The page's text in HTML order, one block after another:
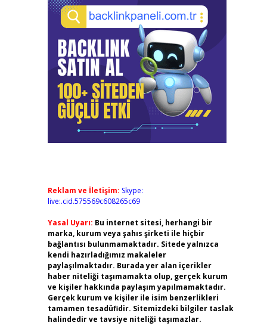
Reklam ve İletişim: Skype:
live:.cid.575569c608265c69
Yasal Uyarı: Bu internet sitesi, herhangi bir
marka, kurum veya şahıs şirketi ile hiçbir
bağlantısı bulunmamaktadır. Sitede yalnızca
kendi hazırladığımız makaleler
paylaşılmaktadır. Burada yer alan içerikler
haber niteliği taşımamakta olup, gerçek kurum
ve kişiler hakkında paylaşım yapılmamaktadır.
Gerçek kurum ve kişiler ile isim benzerlikleri
tamamen tesadüfidir. Sitemizdeki bilgiler taslak
halindedir ve tavsiye niteliği taşımazlar.